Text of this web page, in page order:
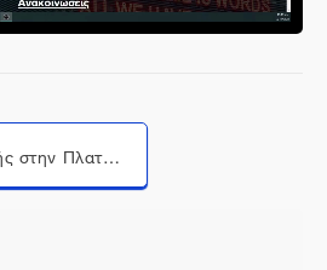
Οδηγίες Εγγραφής στην Πλατφόρμα